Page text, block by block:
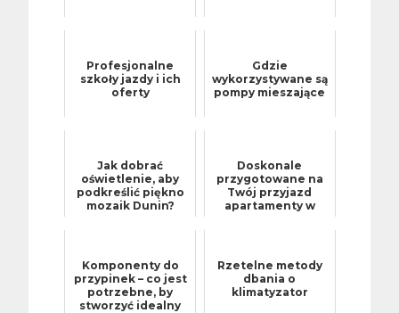
Profesjonalne
szkoły jazdy i ich
oferty
Gdzie
wykorzystywane są
pompy mieszające
Jak dobrać
oświetlenie, aby
podkreślić piękno
mozaik Dunin?
Doskonale
przygotowane na
Twój przyjazd
apartamenty w
Komponenty do
przypinek – co jest
potrzebne, by
stworzyć idealny
Rzetelne metody
dbania o
klimatyzator